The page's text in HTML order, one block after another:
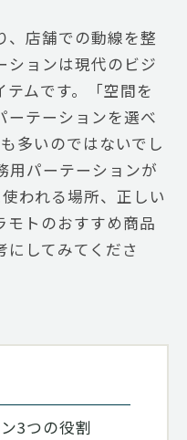
、店舗での動線を整
ションは現代のビジ
ムです。「空間を
ーテーションを選べ
多いのではないでし
用パーテーションが
われる場所、正しい
モトのおすすめ商品
してみてくださ
3つの役割